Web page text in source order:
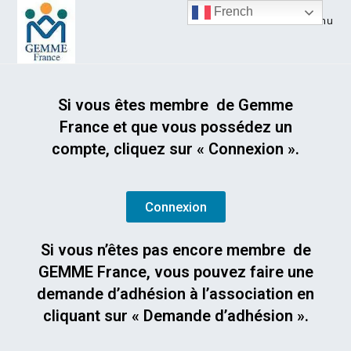
Menu
Si vous êtes membre de Gemme
France et que vous possédez un
compte, cliquez sur « Connexion ».
Connexion
Si vous n’êtes pas encore membre de
GEMME France, vous pouvez faire une
demande d’adhésion à l’association en
cliquant sur « Demande d’adhésion ».
French